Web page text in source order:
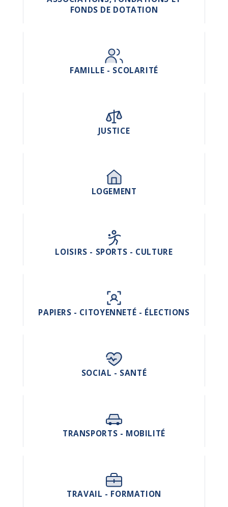
FONDS DE DOTATION
FAMILLE - SCOLARITÉ
JUSTICE
LOGEMENT
LOISIRS - SPORTS - CULTURE
PAPIERS - CITOYENNETÉ - ÉLECTIONS
SOCIAL - SANTÉ
TRANSPORTS - MOBILITÉ
TRAVAIL - FORMATION